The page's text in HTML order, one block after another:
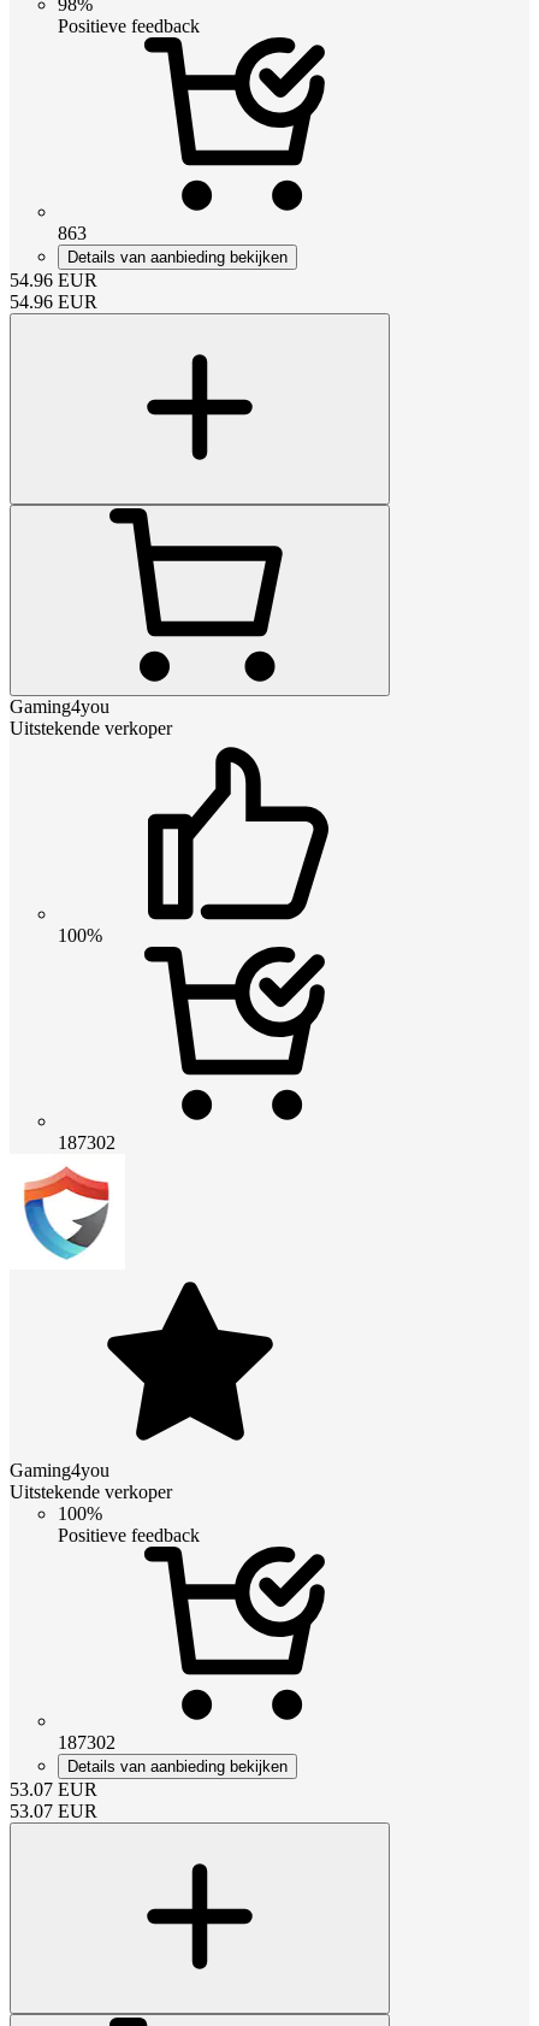
98%
Positieve feedback
863
Details van aanbieding bekijken
54.96 EUR
54.96 EUR
Gaming4you
Uitstekende verkoper
100%
187302
Gaming4you
Uitstekende verkoper
100%
Positieve feedback
187302
Details van aanbieding bekijken
53.07 EUR
53.07 EUR